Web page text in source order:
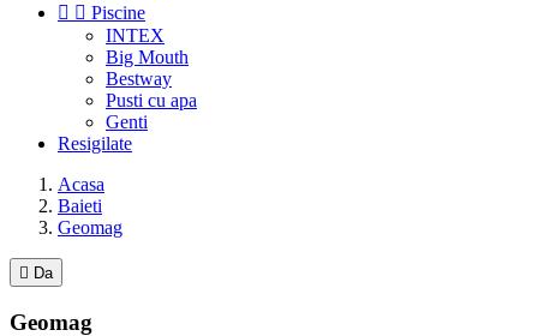
  Piscine
INTEX
Big Mouth
Bestway
Pusti cu apa
Genti
Resigilate
Acasa
Baieti
Geomag
 Da
Geomag